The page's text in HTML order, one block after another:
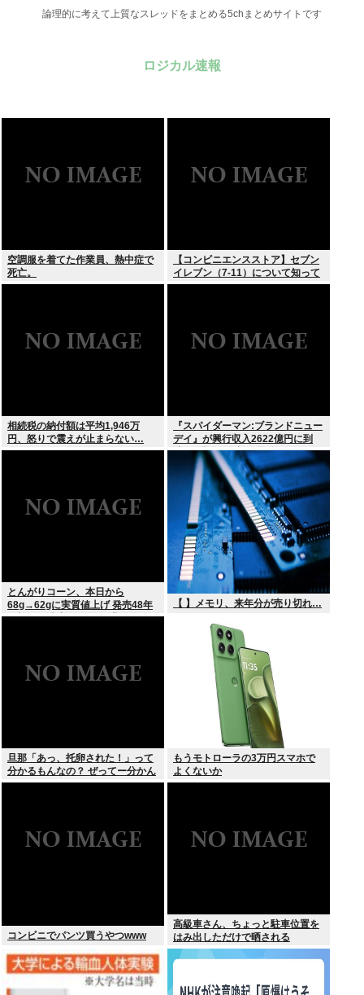
論理的に考えて上質なスレッドをまとめる5chまとめサイトです
ロジカル速報
空調服を着てた作業員、熱中症で
死亡。
【コンビニエンスストア】セブン
イレブン（7-11）について知って
いること
相続税の納付額は平均1,946万
円、怒りで震えが止まらない…
『スパイダーマン:ブランドニュー
デイ』が興行収入2622億円に到
達！2週目も好調に推移へ
とんがりコーン、本日から
68g→62gに実質値上げ 発売48年
で初の箱縮小 メーカー「CO2も
【 】メモリ、来年分が売り切れ…
旦那「あっ、托卵された！」って
分かるもんなの？ ぜってー分かん
ないだろ。
もうモトローラの3万円スマホで
よくないか
コンビニでパンツ買うやつwww
高級車さん、ちょっと駐車位置を
はみ出しただけで晒される
wwwWwwWWw